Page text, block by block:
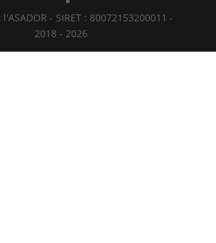
- SIRET : 80072153200011 -
2018 - 2026